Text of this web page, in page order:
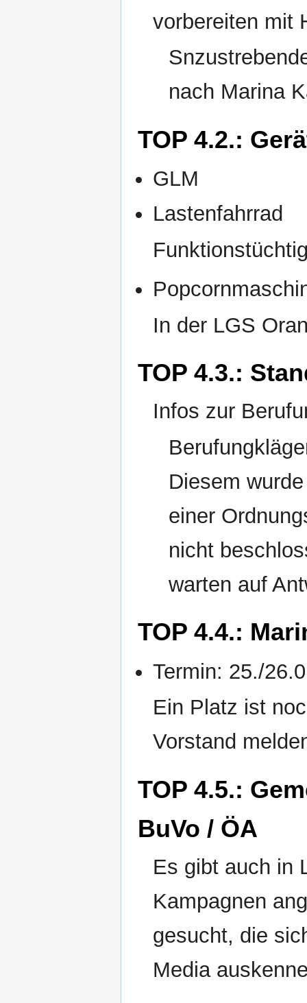
vorbereiten mit
nach Marina
TOP 4.2.:
GLM
Lastenfahrrad
In der LGS
TOP 4.3.:
Infos zur
Diesem
einer
nicht
warten auf
TOP 4.4.:
Termin: 25./
Ein Platz ist
Vorstand
TOP 4.5.:
BuVo / ÖA
Es gibt auch in
Kampagnen
gesucht, die
Media